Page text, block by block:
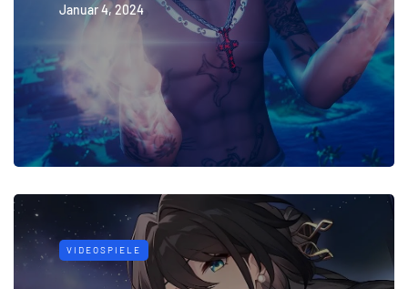
Januar 4, 2024
VIDEOSPIELE